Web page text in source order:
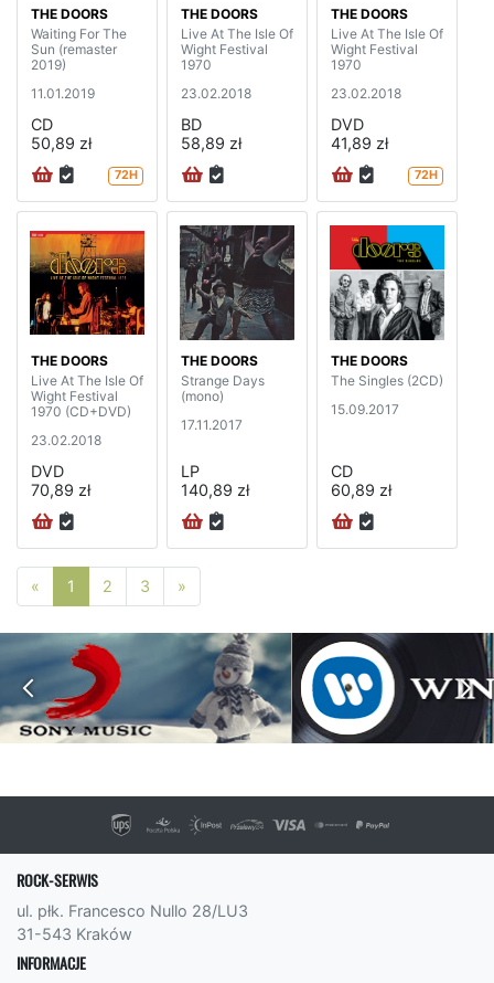
THE DOORS
Waiting For The
Sun (remaster
2019)
11.01.2019
CD
50,89 zł
72H
THE DOORS
Live At The Isle Of
Wight Festival
1970
23.02.2018
BD
58,89 zł
THE DOORS
Live At The Isle Of
Wight Festival
1970
23.02.2018
DVD
41,89 zł
72H
THE DOORS
Live At The Isle Of
Wight Festival
1970 (CD+DVD)
23.02.2018
DVD
70,89 zł
THE DOORS
Strange Days
(mono)
17.11.2017
LP
140,89 zł
THE DOORS
The Singles (2CD)
15.09.2017
CD
60,89 zł
« Poprzednia strona
1 2 3 »
ROCK-SERWIS
ul. płk. Francesco Nullo 28/LU3
31-543 Kraków
INFORMACJE